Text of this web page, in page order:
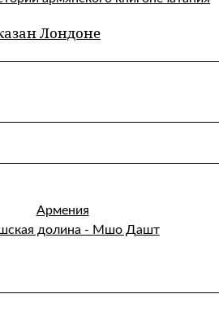
Лондоне
Армения